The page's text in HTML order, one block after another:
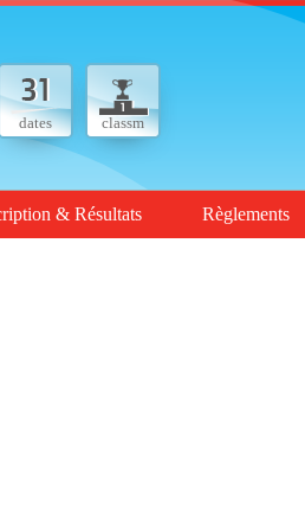
dates classm
& Résultats Règlements